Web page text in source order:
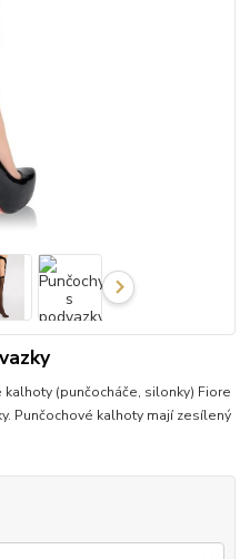
(punčocháče, silonky) Fiore
Punčochové kalhoty mají zesílený